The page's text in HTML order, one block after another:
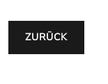
ZURÜCK